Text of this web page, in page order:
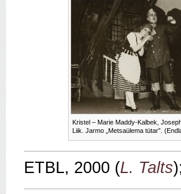
Kristel – Marie Maddy-Kalbek,
Liik. Jarmo „Metsaülema tütar”.
ETBL, 2000 (L. Talts